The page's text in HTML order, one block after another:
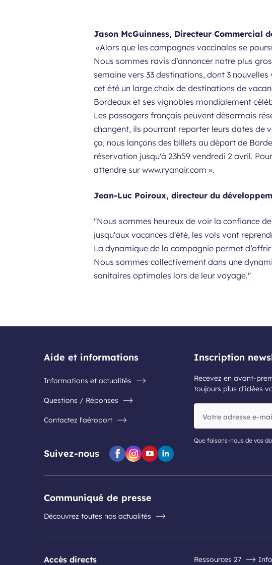
Jason McGuinness, Directeur Commercial
«Alors que les campagnes vaccinales se
Nous sommes ravis d’annoncer notre plus
semaine vers 33 destinations, dont 3
cet été un large choix de destinations de
Bordeaux et ses vignobles mondialement
Les passagers français peuvent désormais
changent, ils pourront reporter leurs dates de
ça, nous lançons des billets au départ de
réservation jusqu'à 23h59 vendredi 2 avril.
attendre sur www.ryanair.com ».
Jean-Luc Poiroux, directeur du
"Nous sommes heureux de voir la confiance
jusqu'aux vacances d'été, les vols vont
La dynamique de la compagnie permet
Nous sommes collectivement dans une
sanitaires optimales lors de leur voyage."
Aide et informations
Informations et actualités
Questions / Réponses
Contactez l'aéroport
Suivez-nous Facebook
Instagram
YoutubeLinkedin
Inscription
Recevez en avant-
toujours plus d'idées
adresse
e-
Que faisons-nous de vos
Communiqué de presse
Découvrez toutes nos actualités
Accès directs Ressources 27